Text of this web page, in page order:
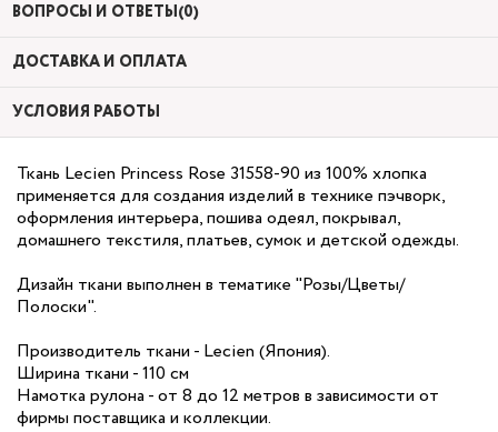
ВОПРОСЫ И ОТВЕТЫ(0)
ДОСТАВКА И ОПЛАТА
УСЛОВИЯ РАБОТЫ
Ткань Lecien Princess Rose 31558-90 из 100% хлопка
применяется для создания изделий в технике пэчворк,
оформления интерьера, пошива одеял, покрывал,
домашнего текстиля, платьев, сумок и детской одежды.
Дизайн ткани выполнен в тематике "Розы/Цветы/
Полоски".
Производитель ткани - Lecien (Япония).
Ширина ткани - 110 см
Намотка рулона - от 8 до 12 метров в зависимости от
фирмы поставщика и коллекции.